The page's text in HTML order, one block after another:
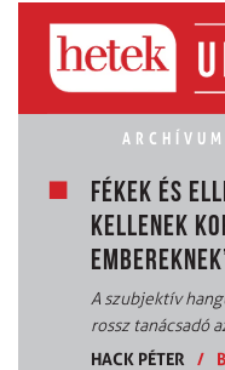
FÉKEK ÉS
KELLENEK
A szubjektív
rossz tanácsadó
HACK PÉTER
/